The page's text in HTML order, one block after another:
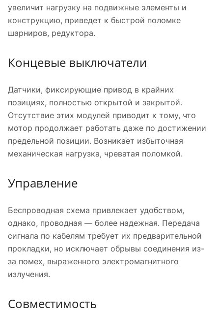
увеличит нагрузку на подвижные элементы и
конструкцию, приведет к быстрой поломке
шарниров, редуктора.
Концевые выключатели
Датчики, фиксирующие привод в крайних
позициях, полностью открытой и закрытой.
Отсутствие этих модулей приводит к тому, что
мотор продолжает работать даже по достижении
предельной позиции. Возникает избыточная
механическая нагрузка, чреватая поломкой.
Управление
Беспроводная схема привлекает удобством,
однако, проводная — более надежная. Передача
сигнала по кабелям требует их предварительной
прокладки, но исключает обрывы соединения из-
за помех, выраженного электромагнитного
излучения.
Совместимость